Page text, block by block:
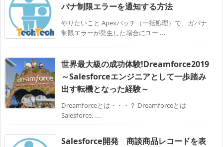
バナ制限エラーを通知する方法
やりたいこと Apexバッチ（一括処理）で、ガバナ
制限エラーが発生した場合にユー ...
世界最大級の成功体験!Dreamforce2019
～Salesforceエンジニアとして一歩踏み
出す転機となった経験～
Dreamforceとは・・・？ Dreamforceとは
Salesforce. ...
Salesforce開発 商談商品レコードを表